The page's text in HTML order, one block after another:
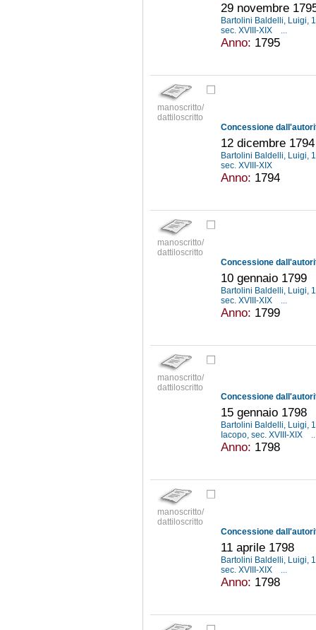
29 novembre
Bartolini Baldelli, Luigi,
sec. XVIII-XIX
...
Anno: 1795
manoscritto/
dattiloscritto
12 dicembre 1794
Bartolini Baldelli, Luigi,
sec. XVIII-XIX
Anno: 1794
manoscritto/
dattiloscritto
10 gennaio 1799
Bartolini Baldelli, Luigi,
sec. XVIII-XIX
Anno: 1799
manoscritto/
dattiloscritto
15 gennaio 1798
Bartolini Baldelli, Luigi,
Iacopo, sec. XVIII-XIX
Anno: 1798
manoscritto/
dattiloscritto
11 aprile 1798
Bartolini Baldelli, Luigi,
sec. XVIII-XIX
...
Anno: 1798